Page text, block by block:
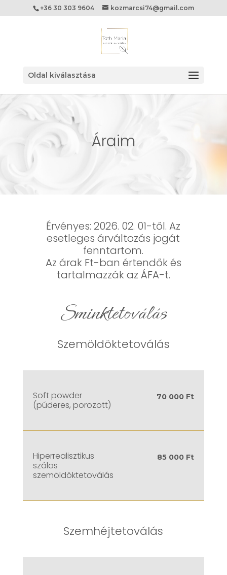
+36 30 303 9604 kozmarcsi74@gmail.com
Oldal kiválasztása
Áraim
Érvényes: 2026. 02. 01-től. Az
esetleges árváltozás jogát
fenntartom.
Az árak Ft-ban értendők és
tartalmazzák az ÁFA-t.
Sminktetoválás
Szemöldöktetoválás
Soft powder
(púderes, porozott)
70 000 Ft
Hiperrealisztikus
szálas
szemöldöktetoválás
85 000 Ft
Szemhéjtetoválás